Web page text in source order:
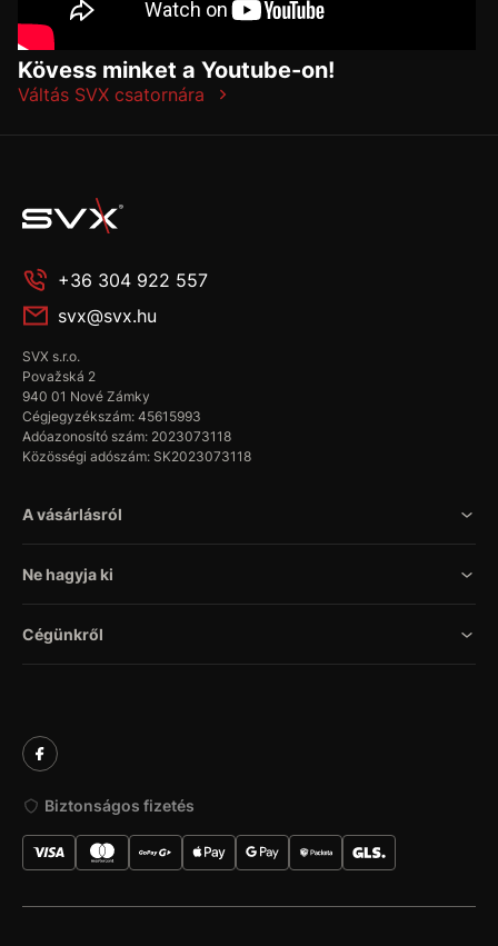
Kövess minket a Youtube-on!
Váltás SVX csatornára
+36 304 922 557
svx@svx.hu
SVX s.r.o.
Považská 2
940 01 Nové Zámky
Cégjegyzékszám: 45615993
Adóazonosító szám: 2023073118
Közösségi adószám: SK2023073118
A vásárlásról
Ne hagyja ki
Cégünkről
Biztonságos fizetés